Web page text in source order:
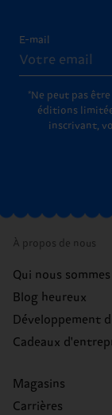
E-mail
*Ne peut pas
éditions
inscrivant,
À propos de nous
Qui nous sommes
Blog heureux
Développement
Cadeaux
Magasins
Carrières